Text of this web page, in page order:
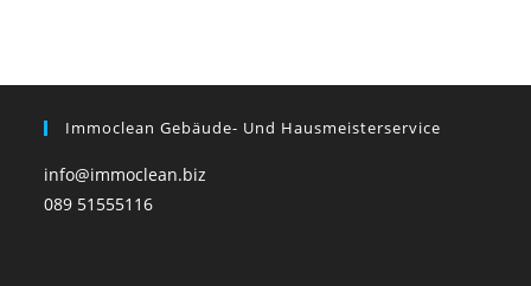
Immoclean Gebäude- Und Hausmeisterservice
info@immoclean.biz
089 51555116